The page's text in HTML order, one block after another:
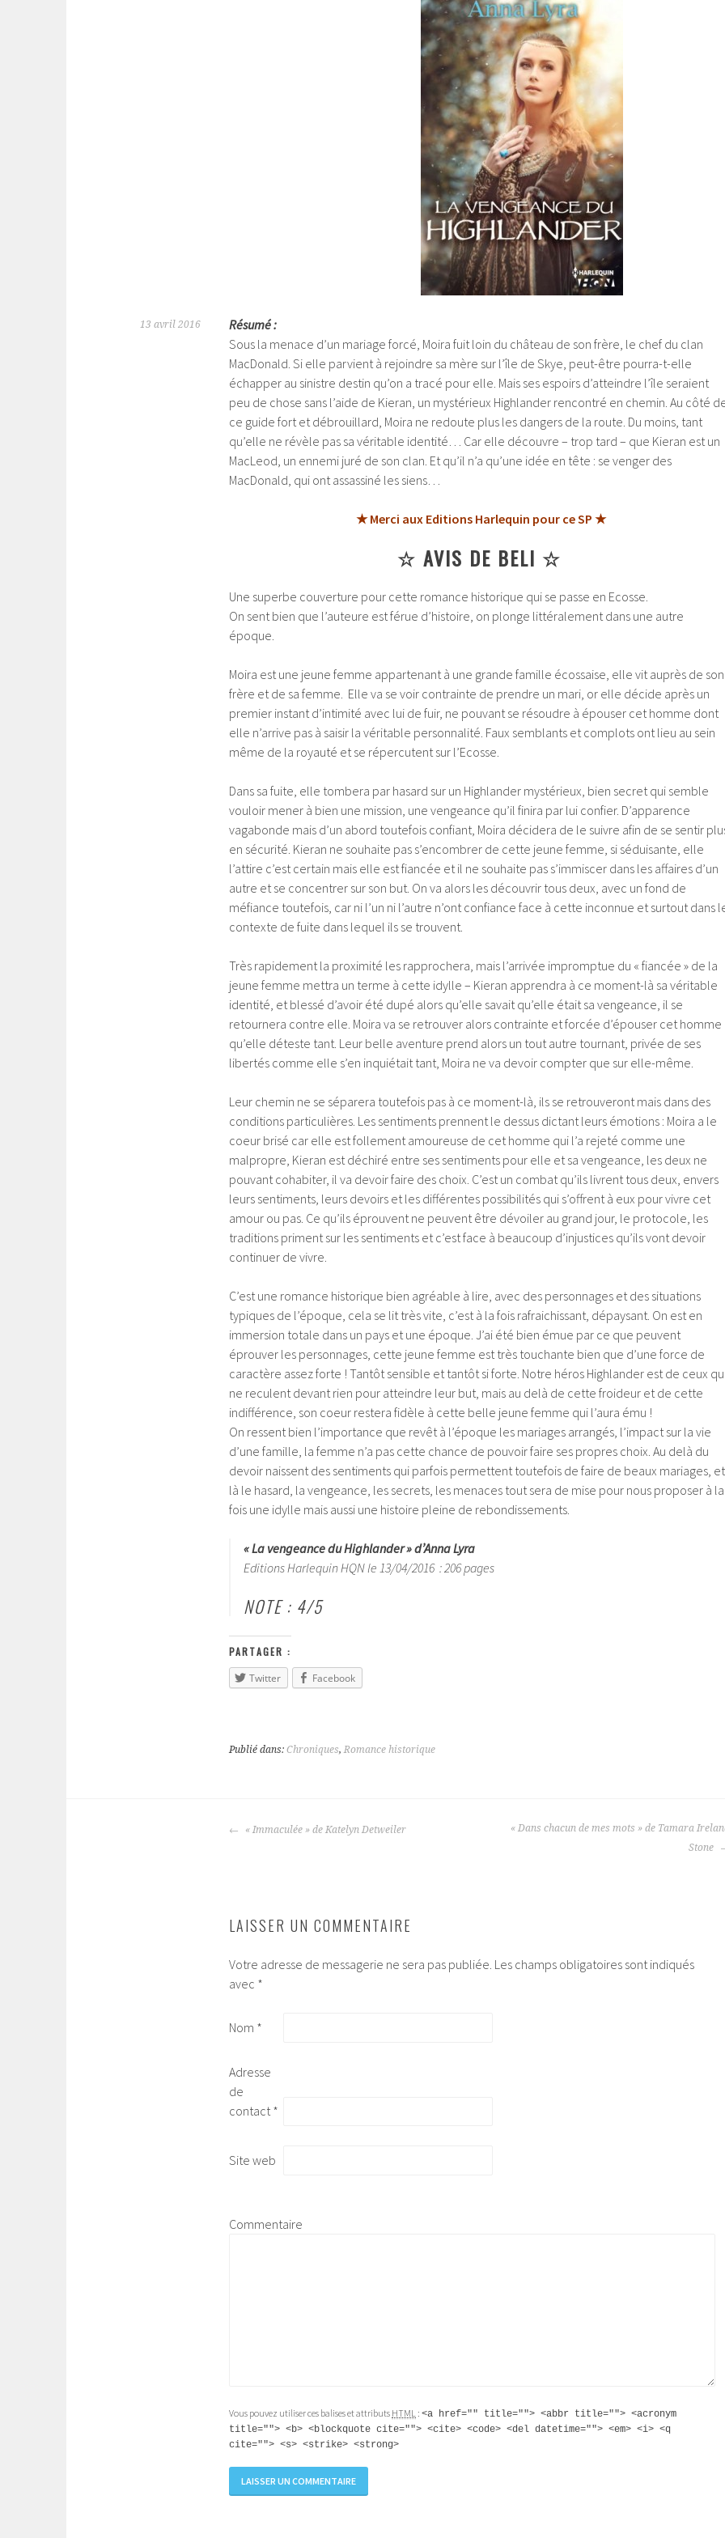
13 avril 2016
Résumé :
Sous la menace d’un mariage forcé, Moira fuit loin du château de son frère, le chef du clan
MacDonald. Si elle parvient à rejoindre sa mère sur l’île de Skye, peut-être pourra-t-elle
échapper au sinistre destin qu’on a tracé pour elle. Mais ses espoirs d’atteindre l’île seraient
peu de chose sans l’aide de Kieran, un mystérieux Highlander rencontré en chemin. Au côté
ce guide fort et débrouillard, Moira ne redoute plus les dangers de la route. Du moins, tant
qu’elle ne révèle pas sa véritable identité… Car elle découvre – trop tard – que Kieran est un
MacLeod, un ennemi juré de son clan. Et qu’il n’a qu’une idée en tête : se venger des
MacDonald, qui ont assassiné les siens…
★ Merci aux Editions Harlequin pour ce SP ★
☆ AVIS DE BELI ☆
Une superbe couverture pour cette romance historique qui se passe en Ecosse.
On sent bien que l’auteure est férue d’histoire, on plonge littéralement dans une autre
époque.
Moira est une jeune femme appartenant à une grande famille écossaise, elle vit auprès de son
frère et de sa femme. Elle va se voir contrainte de prendre un mari, or elle décide après un
premier instant d’intimité avec lui de fuir, ne pouvant se résoudre à épouser cet homme dont
elle n’arrive pas à saisir la véritable personnalité. Faux semblants et complots ont lieu au sein
même de la royauté et se répercutent sur l’Ecosse.
Dans sa fuite, elle tombera par hasard sur un Highlander mystérieux, bien secret qui semble
vouloir mener à bien une mission, une vengeance qu’il finira par lui confier. D’apparence
vagabonde mais d’un abord toutefois confiant, Moira décidera de le suivre afin de se sentir
en sécurité. Kieran ne souhaite pas s’encombrer de cette jeune femme, si séduisante, elle
l’attire c’est certain mais elle est fiancée et il ne souhaite pas s’immiscer dans les affaires d’un
autre et se concentrer sur son but. On va alors les découvrir tous deux, avec un fond de
méfiance toutefois, car ni l’un ni l’autre n’ont confiance face à cette inconnue et surtout dans
contexte de fuite dans lequel ils se trouvent.
Très rapidement la proximité les rapprochera, mais l’arrivée impromptue du « fiancée » de la
jeune femme mettra un terme à cette idylle – Kieran apprendra à ce moment-là sa véritable
identité, et blessé d’avoir été dupé alors qu’elle savait qu’elle était sa vengeance, il se
retournera contre elle. Moira va se retrouver alors contrainte et forcée d’épouser cet homme
qu’elle déteste tant. Leur belle aventure prend alors un tout autre tournant, privée de ses
libertés comme elle s’en inquiétait tant, Moira ne va devoir compter que sur elle-même.
Leur chemin ne se séparera toutefois pas à ce moment-là, ils se retrouveront mais dans des
conditions particulières. Les sentiments prennent le dessus dictant leurs émotions : Moira a le
coeur brisé car elle est follement amoureuse de cet homme qui l’a rejeté comme une
malpropre, Kieran est déchiré entre ses sentiments pour elle et sa vengeance, les deux ne
pouvant cohabiter, il va devoir faire des choix. C’est un combat qu’ils livrent tous deux, envers
leurs sentiments, leurs devoirs et les différentes possibilités qui s’offrent à eux pour vivre cet
amour ou pas. Ce qu’ils éprouvent ne peuvent être dévoiler au grand jour, le protocole, les
traditions priment sur les sentiments et c’est face à beaucoup d’injustices qu’ils vont devoir
continuer de vivre.
C’est une romance historique bien agréable à lire, avec des personnages et des situations
typiques de l’époque, cela se lit très vite, c’est à la fois rafraichissant, dépaysant. On est en
immersion totale dans un pays et une époque. J’ai été bien émue par ce que peuvent
éprouver les personnages, cette jeune femme est très touchante bien que d’une force de
caractère assez forte ! Tantôt sensible et tantôt si forte. Notre héros Highlander est de ceux
ne reculent devant rien pour atteindre leur but, mais au delà de cette froideur et de cette
indifférence, son coeur restera fidèle à cette belle jeune femme qui l’aura ému !
On ressent bien l’importance que revêt à l’époque les mariages arrangés, l’impact sur la vie
d’une famille, la femme n’a pas cette chance de pouvoir faire ses propres choix. Au delà du
devoir naissent des sentiments qui parfois permettent toutefois de faire de beaux mariages, et
là le hasard, la vengeance, les secrets, les menaces tout sera de mise pour nous proposer à la
fois une idylle mais aussi une histoire pleine de rebondissements.
« La vengeance du Highlander » d’Anna Lyra
Editions Harlequin HQN le 13/04/2016 : 206 pages
NOTE : 4/5
PARTAGER :
Twitter
Facebook
Publié dans: Chroniques,Romance historique
« Immaculée » de Katelyn Detweiler
« Dans chacun de mes mots » de Tamara
Stone
LAISSER UN COMMENTAIRE
Votre adresse de messagerie ne sera pas publiée. Les champs obligatoires sont indiqués
avec *
Nom *
Adresse
de
contact *
Site web
Commentaire
Vous pouvez utiliser ces balises et attributs HTML : <a href="" title=""> <abbr title=""> <acronym
title=""> <b> <blockquote cite=""> <cite> <code> <del datetime=""> <em> <i> <q
cite=""> <s> <strike> <strong>